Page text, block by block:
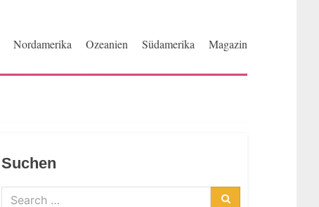
Nordamerika Ozeanien Südamerika Magazin
Suchen
Search